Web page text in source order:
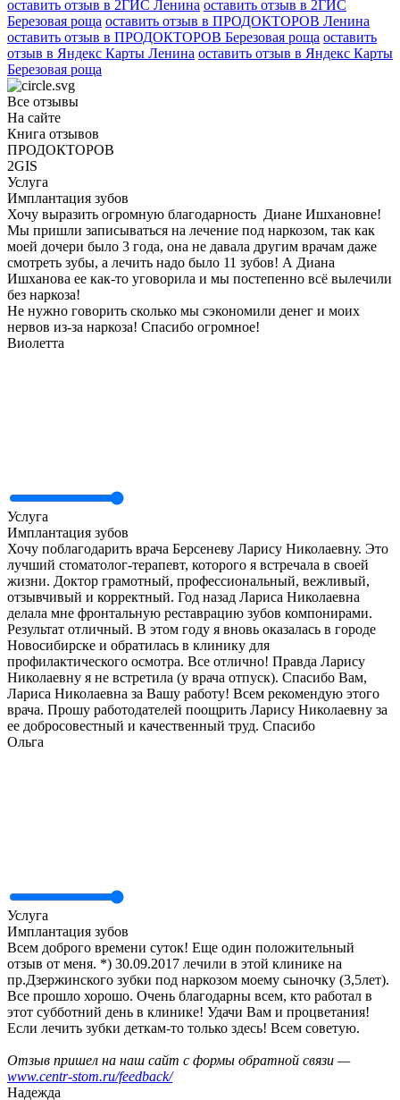
оставить отзыв в 2ГИС Ленина оставить отзыв в 2ГИС
Березовая роща оставить отзыв в ПРОДОКТОРОВ Ленина
оставить отзыв в ПРОДОКТОРОВ Березовая роща оставить
отзыв в Яндекс Карты Ленина оставить отзыв в Яндекс Карты
Березовая роща
Все отзывы
На сайте
Книга отзывов
ПРОДОКТОРОВ
2GIS
Услуга
Имплантация зубов
Хочу выразить огромную благодарность Диане Ишхановне!
Мы пришли записываться на лечение под наркозом, так как
моей дочери было 3 года, она не давала другим врачам даже
смотреть зубы, а лечить надо было 11 зубов! А Диана
Ишханова ее как-то уговорила и мы постепенно всё вылечили
без наркоза!
Не нужно говорить сколько мы сэкономили денег и моих
нервов из-за наркоза! Спасибо огромное!
Виолетта
Услуга
Имплантация зубов
Хочу поблагодарить врача Берсеневу Ларису Николаевну. Это
лучший стоматолог-терапевт, которого я встречала в своей
жизни. Доктор грамотный, профессиональный, вежливый,
отзывчивый и корректный. Год назад Лариса Николаевна
делала мне фронтальную реставрацию зубов компонирами.
Результат отличный. В этом году я вновь оказалась в городе
Новосибирске и обратилась в клинику для
профилактического осмотра. Все отлично! Правда Ларису
Николаевну я не встретила (у врача отпуск). Спасибо Вам,
Лариса Николаевна за Вашу работу! Всем рекомендую этого
врача. Прошу работодателей поощрить Ларису Николаевну за
ее добросовестный и качественный труд. Спасибо
Ольга
Услуга
Имплантация зубов
Всем доброго времени суток! Еще один положительный
отзыв от меня. *) 30.09.2017 лечили в этой клинике на
пр.Дзержинского зубки под наркозом моему сыночку (3,5лет).
Все прошло хорошо. Очень благодарны всем, кто работал в
этот субботний день в клинике! Удачи Вам и процветания!
Если лечить зубки деткам-то только здесь! Всем советую.
Отзыв пришел на наш сайт с формы обратной связи —
www.centr-stom.ru/feedback/
Надежда